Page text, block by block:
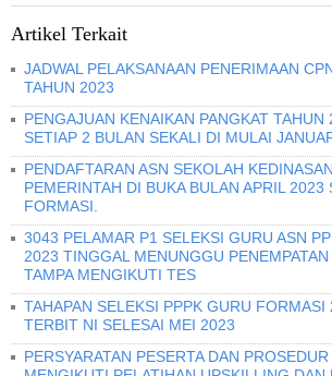
Artikel Terkait
JADWAL PELAKSANAAN PENERIMAAN
TAHUN 2023
PENGAJUAN KENAIKAN PANGKAT TAHUN
SETIAP 2 BULAN SEKALI DI MULAI
PENDAFTARAN ASN SEKOLAH
PEMERINTAH DI BUKA BULAN APRIL 2023
FORMASI.
3043 PELAMAR P1 SELEKSI GURU ASN
2023 TINGGAL MENUNGGU
TAMPA MENGIKUTI TES
TAHAPAN SELEKSI PPPK GURU FORMASI
TERBIT NI SELESAI MEI 2023
PERSYARATAN PESERTA DAN